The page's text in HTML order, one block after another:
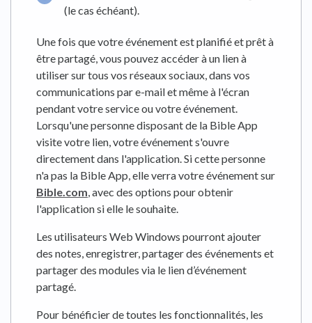
(le cas échéant).
Une fois que votre événement est planifié et prêt à
être partagé, vous pouvez accéder à un lien à
utiliser sur tous vos réseaux sociaux, dans vos
communications par e-mail et même à l'écran
pendant votre service ou votre événement.
Lorsqu'une personne disposant de la Bible App
visite votre lien, votre événement s'ouvre
directement dans l'application. Si cette personne
n'a pas la Bible App, elle verra votre événement sur
Bible.com , avec des options pour obtenir
l'application si elle le souhaite.
Les utilisateurs Web Windows pourront ajouter
des notes, enregistrer, partager des événements et
partager des modules via le lien d’événement
partagé.
Pour bénéficier de toutes les fonctionnalités, les